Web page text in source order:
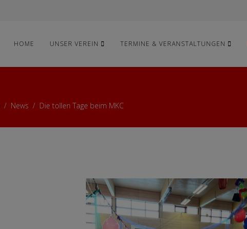
HOME UNSER VEREIN TERMINE & VERANSTALTUNGEN
News Die tollen Tage beim MKC